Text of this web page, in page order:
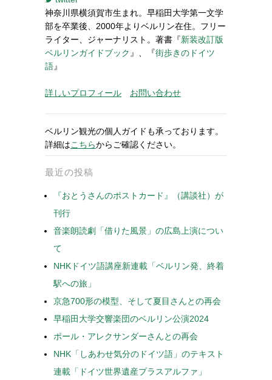
神奈川県横須賀市生まれ。早稲田大学第一文学
部を卒業後、2000年よりベルリン在住。フリー
ライター、ジャーナリスト。著書『新装改訂版
ベルリンガイドブック 』、『街歩きのドイツ
語』
詳しいプロフィール お問い合わせ
ベルリン観光の個人ガイドも承っております。
詳細はこちらからご確認ください。
最近の投稿
『おとうさんのポストカード』（講談社）が
刊行
音楽朗読劇「借りた風景」の広島上演につい
て
NHKドイツ語講座新連載「ベルリン発、終着
駅への旅」
京急700形の模型、そして夏目さんとの再会
早稲田大学交響楽団のベルリン公演2024
ポール・アレクサンダーさんとの再会
NHK「しあわせ気分のドイツ語」のテキスト
連載「ドイツ世界遺産プラスアルファ」